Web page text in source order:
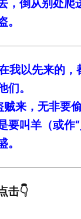
，倒从别处爬
。
我以先来的
们。
贼来，无非要
要叫羊（或作“
。
击👇